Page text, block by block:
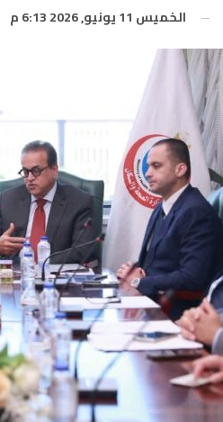
الخميس 11 يونيو, 2026 6:13 م